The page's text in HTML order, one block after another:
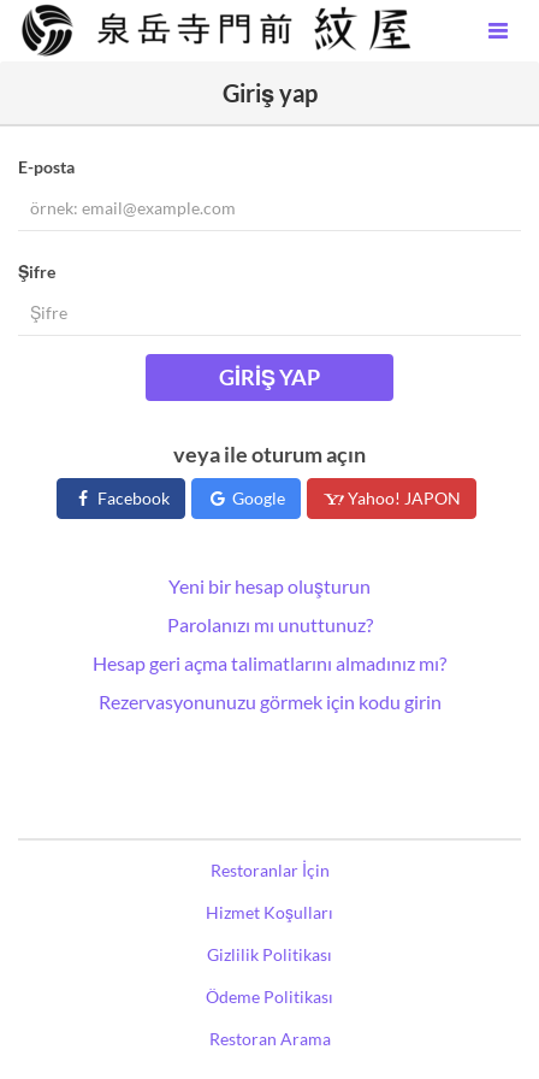
Giriş yap
E-posta
Şifre
GIRIŞ YAP
veya ile oturum açın
Facebook Google Yahoo! JAPON
Yeni bir hesap oluşturun
Parolanızı mı unuttunuz?
Hesap geri açma talimatlarını almadınız mı?
Rezervasyonunuzu görmek için kodu girin
Restoranlar İçin
Hizmet Koşulları
Gizlilik Politikası
Ödeme Politikası
Restoran Arama